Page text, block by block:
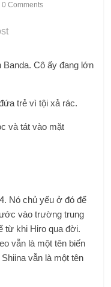
0 Comments
Banda. Cô ấy đang lớn
trẻ vì tội xả rác.
và tát vào mặt
Nó chủ yếu ở đó để
vào trường trung
từ khi Hiro qua đời.
vẫn là một tên biến
vẫn là một tên